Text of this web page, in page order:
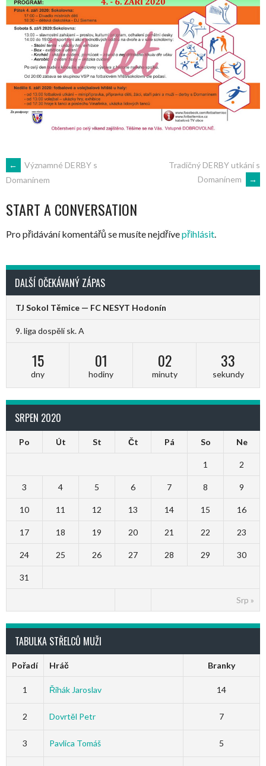
POST
NAVIGATION
←
Významné DERBY s
Domanínem
Tradičný DERBY utkání s
Domanínem
→
START A CONVERSATION
Pro přidávání komentářů se musíte nejdřívepřihlásit.
DALŠÍ OČEKÁVANÝ ZÁPAS
TJ Sokol Těmice — FC NESYT Hodonín
9. liga dospělí sk. A
15
dny
01
hodiny
02
minuty
32
sekundy
SRPEN 2020
Po Út St Čt Pá So Ne
Srp »
1 2
3 4 5 6 7 8 9
10 11 12 13 14 15 16
17 18 19 20 21 22 23
24 25 26 27 28 29 30
31
TABULKA STŘELCŮ MUŽI
Pořadí Hráč Branky
1 Řihák Jaroslav 14
2 Dovrtěl Petr 7
3 Pavlica Tomáš 5